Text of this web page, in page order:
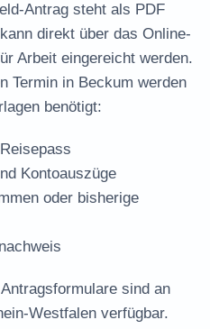
Antrag steht als PDF
direkt über das Online-
Arbeit eingereicht werden.
Termin in Beckum werden
benötigt:
Kontoauszüge
oder bisherige
sind an
Westfalen verfügbar.